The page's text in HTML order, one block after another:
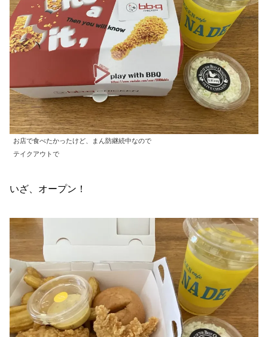
お店で食べたかったけど、まん防継続中なので
テイクアウトで
いざ、オープン！